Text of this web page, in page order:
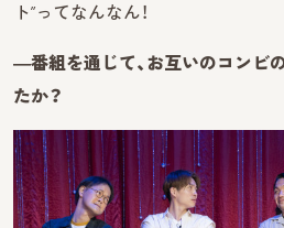
ト”ってなんなん！
―番組を通じて、お互いのコンビ
たか？